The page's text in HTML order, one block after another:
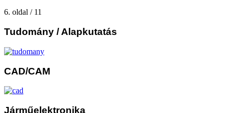
6. oldal / 11
Tudomány / Alapkutatás
CAD/CAM
Járműelektronika